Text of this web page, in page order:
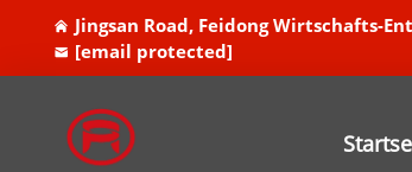
Jingsan Road, Feidong Wirtschafts-
[email protected]